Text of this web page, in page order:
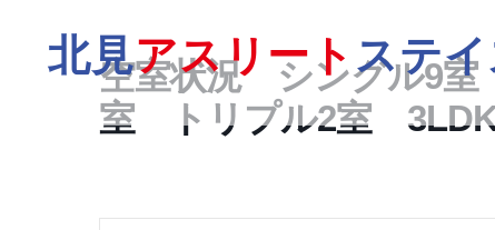
北見アスリート ステ
空室状況 シングル9
室 トリプル2室